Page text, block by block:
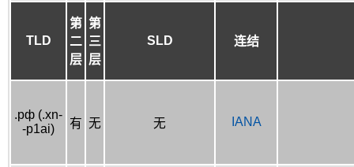
TLD
第
二
层
第
三
层
SLD 连结
.рф (.xn-
-p1ai)
有 无 无 IANA